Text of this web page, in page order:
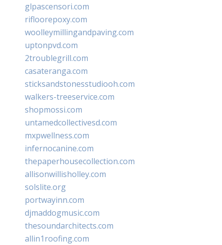
glpascensori.com
rifloorepoxy.com
woolleymillingandpaving.com
uptonpvd.com
2troublegrill.com
casateranga.com
sticksandstonesstudiooh.com
walkers-treeservice.com
shopmossi.com
untamedcollectivesd.com
mxpwellness.com
infernocanine.com
thepaperhousecollection.com
allisonwillisholley.com
solslite.org
portwayinn.com
djmaddogmusic.com
thesoundarchitects.com
allin1roofing.com